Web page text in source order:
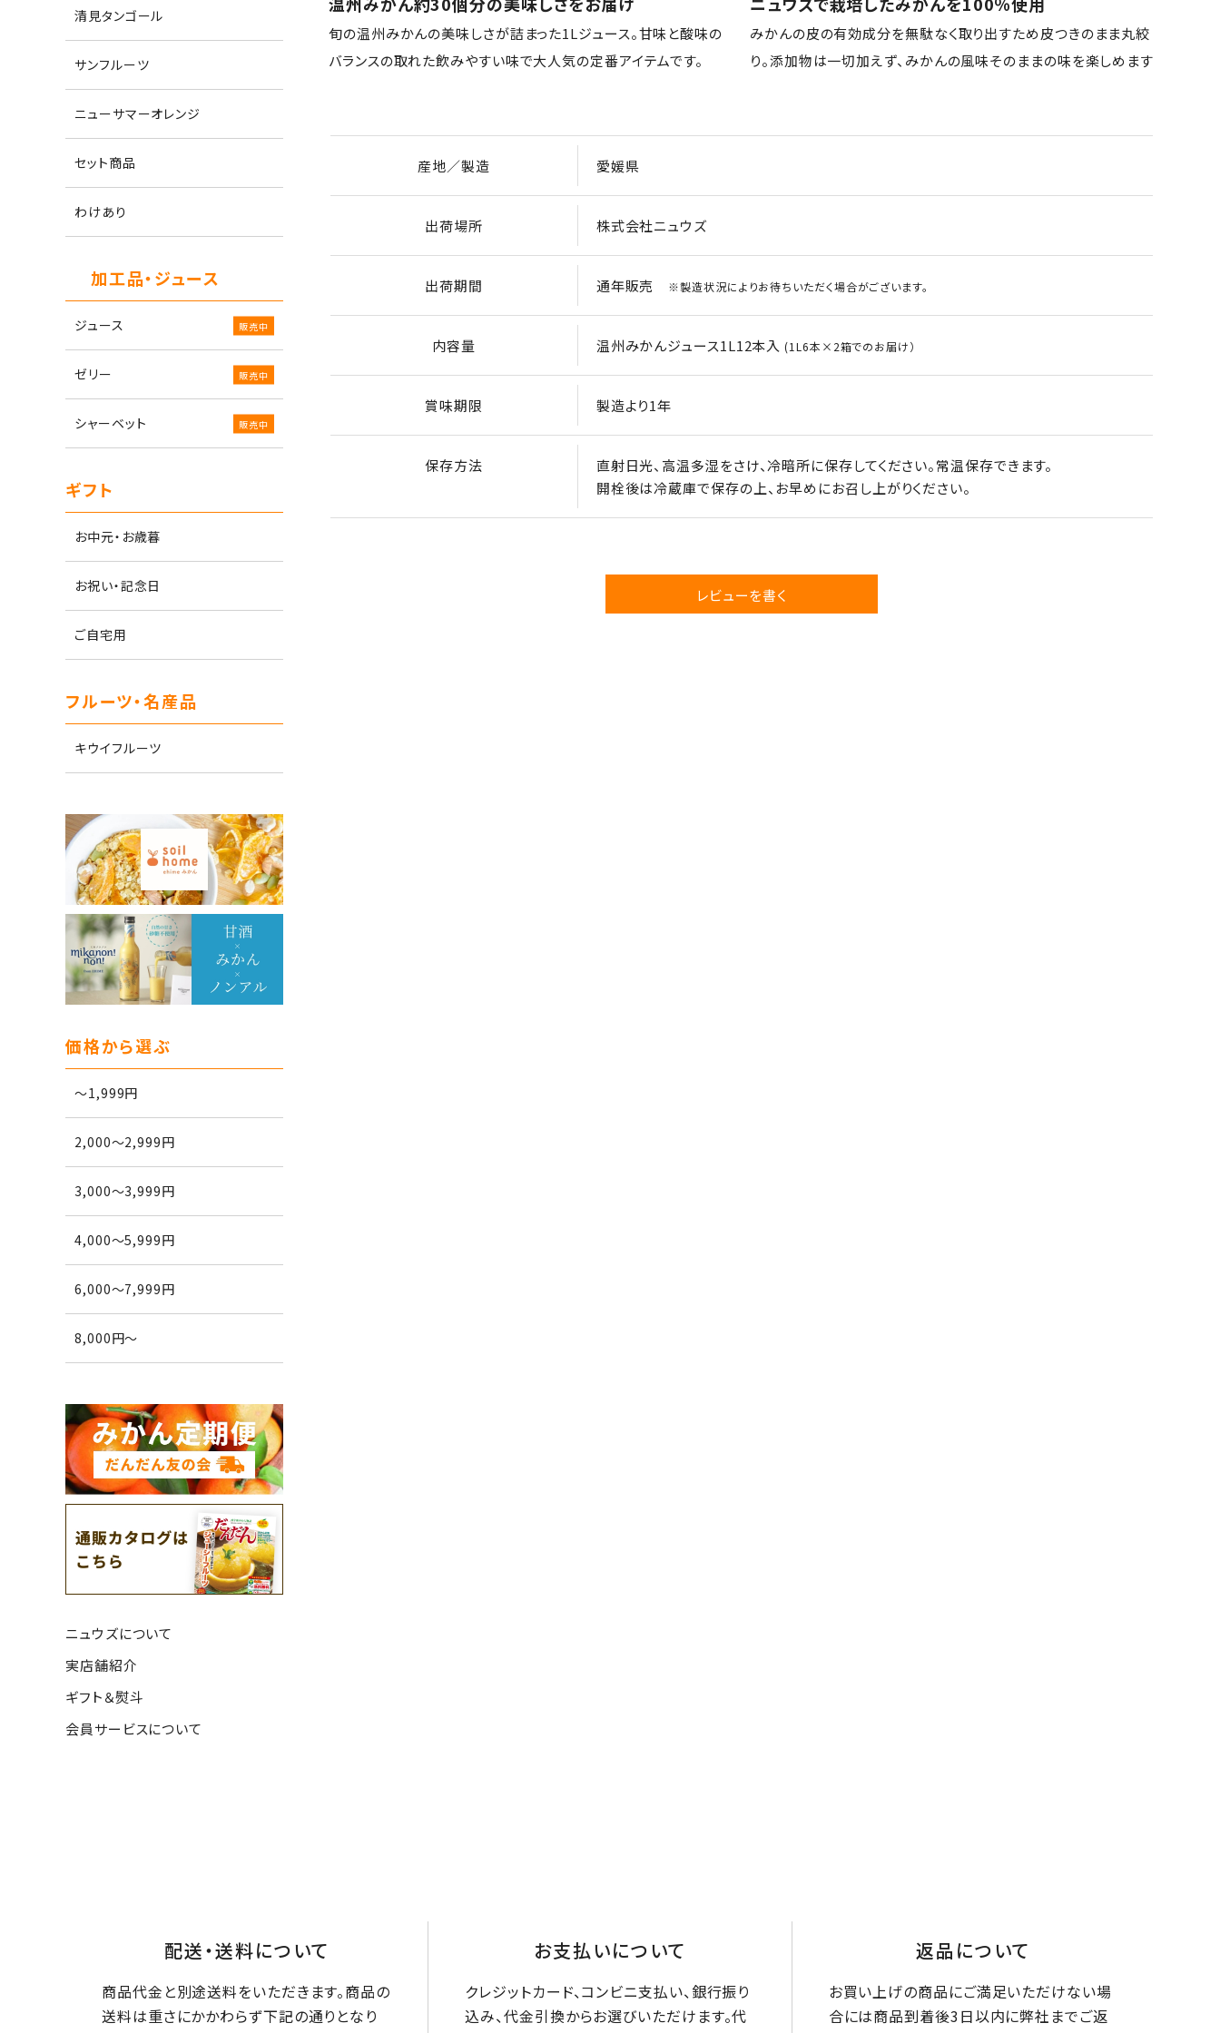
清見タンゴール
サンフルーツ
ニューサマーオレンジ
セット商品
わけあり
加工品・ジュース
ジュース
ゼリー
シャーベット
ギフト
お中元・お歳暮
お祝い・記念日
ご自宅用
フルーツ・名産品
キウイフルーツ
価格から選ぶ
～1,999円
2,000～2,999円
3,000～3,999円
4,000～5,999円
6,000～7,999円
8,000円～
ニュウズについて
実店舗紹介
ギフト＆熨斗
会員サービスについて
旬の温州みかんの美味しさが詰まった1Lジュース。甘味と酸味の
バランスの取れた飲みやすい味で大人気の定番アイテムです。
みかんの皮の有効成分を無駄なく取り出すため皮つきのまま丸絞
り。添加物は一切加えず、みかんの風味そのままの味を楽しめます
産地／製造 愛媛県
出荷場所 株式会社ニュウズ
出荷期間 通年販売 ※製造状況によりお待ちいただく場合がございます。
内容量 温州みかんジュース1L12本入(1L6本×2箱でのお届け）
賞味期限 製造より1年
保存方法
直射日光、高温多湿をさけ、冷暗所に保存してください。常温保存できます。
開栓後は冷蔵庫で保存の上、お早めにお召し上がりください。
レビューを書く
配送・送料について
商品代金と別途送料をいただきます。商品の
送料は重さにかかわらず下記の通りとなり
お支払いについて
クレジットカード、コンビニ支払い、銀行振り
込み、代金引換からお選びいただけます。代
返品について
お買い上げの商品にご満足いただけない場
合には商品到着後3日以内に弊社までご返